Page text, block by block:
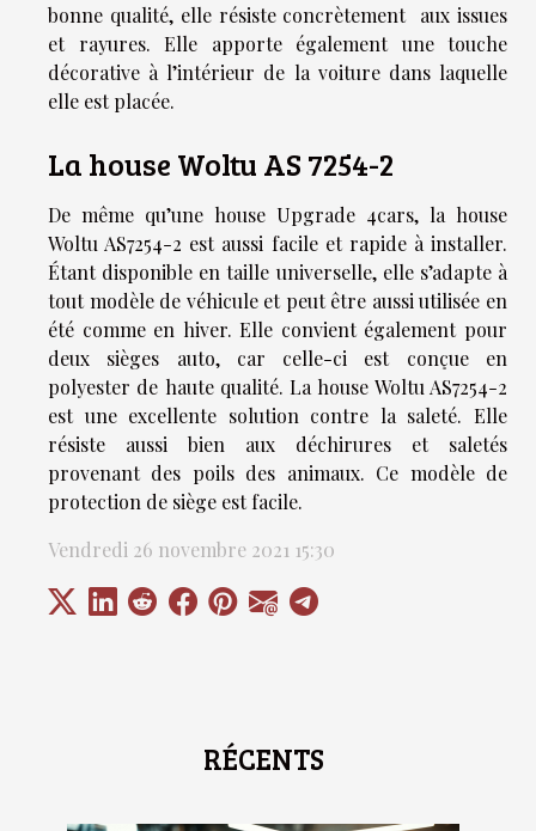
RÉCENTS
bonne qualité, elle résiste concrètement aux issues
et rayures. Elle apporte également une touche
décorative à l’intérieur de la voiture dans laquelle
elle est placée.
La house Woltu AS 7254-2
De même qu’une house Upgrade 4cars, la house
Woltu AS7254-2 est aussi facile et rapide à installer.
Étant disponible en taille universelle, elle s’adapte à
tout modèle de véhicule et peut être aussi utilisée en
été comme en hiver. Elle convient également pour
deux sièges auto, car celle-ci est conçue en
polyester de haute qualité. La house Woltu AS7254-2
est une excellente solution contre la saleté. Elle
résiste aussi bien aux déchirures et saletés
provenant des poils des animaux. Ce modèle de
protection de siège est facile.
Vendredi 26 novembre 2021 15:30